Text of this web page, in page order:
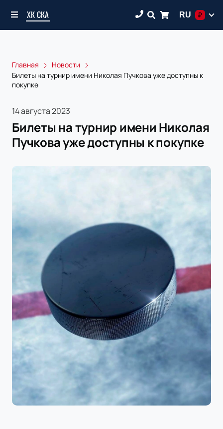
ХК СКА RU ₽
Главная
Новости
Билеты на турнир имени Николая Пучкова уже доступны к
покупке
14 августа 2023
Билеты на турнир имени Николая
Пучкова уже доступны к покупке